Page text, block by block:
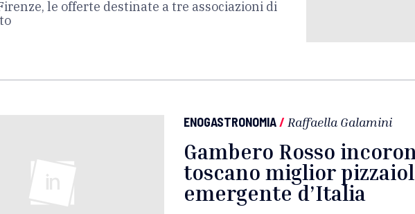
le offerte destinate a tre associazioni di
ENOGASTRONOMIA/ Raffaella Galamini
Gambero Rosso
toscano miglior
emergente d’Italia